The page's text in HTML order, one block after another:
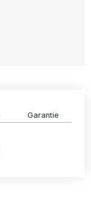
Garantie